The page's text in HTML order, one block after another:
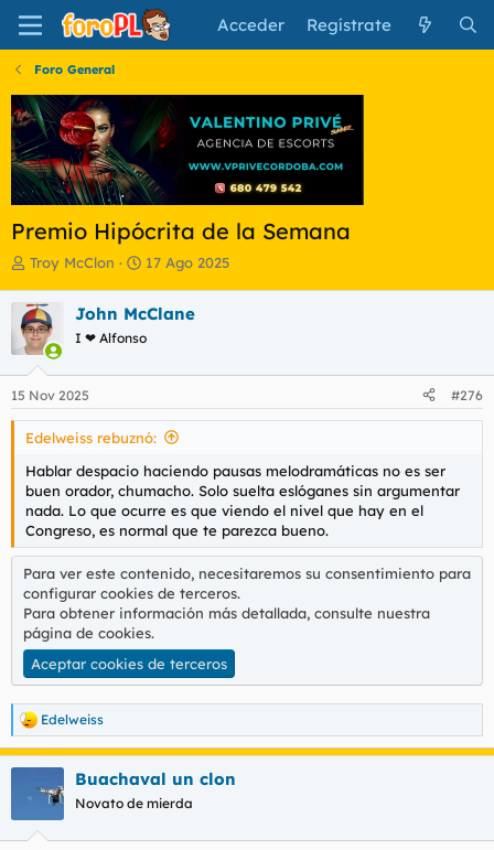
Acceder Regístrate
Foro General
Premio Hipócrita de la Semana
I
i
c
i
a
d
o
r
d
t
e
m
a
Troy McClon
F
h
a
e
n
i
i
o
17 Ago 2025
John McClane
I ❤ Alfonso
15 Nov 2025 #276
Edelweiss rebuznó:
Hablar despacio haciendo pausas melodramáticas no es ser
buen orador, chumacho. Solo suelta eslóganes sin argumentar
nada. Lo que ocurre es que viendo el nivel que hay en el
Congreso, es normal que te parezca bueno.
Para ver este contenido, necesitaremos su consentimiento para
configurar cookies de terceros.
Para obtener información más detallada, consulte nuestra
página de cookies.
Aceptar cookies de terceros
R
e
a
Edelweiss
Buachaval un clon
Novato de mierda